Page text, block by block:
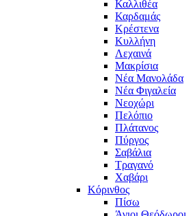
Καλλιθέα
Καρδαμάς
Κρέστενα
Κυλλήνη
Λεχαινά
Μακρίσια
Νέα Μανολάδα
Νέα Φιγαλεία
Νεοχώρι
Πελόπιο
Πλάτανος
Πύργος
Σαβάλια
Τραγανό
Χαβάρι
Κόρινθος
Πίσω